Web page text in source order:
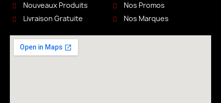
Nouveaux Produits
Livraison Gratuite
Nos Promos
Nos Marques